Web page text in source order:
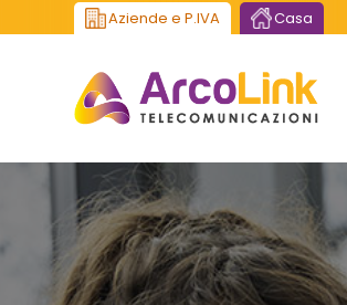
Aziende e P.IVA Casa